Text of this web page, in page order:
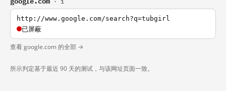
http://www.google.com/search?q=tubgirl
已屏蔽
查看 google.com 的全部 →
所示判定基于最近 90 天的测试，与该网址页面一致。